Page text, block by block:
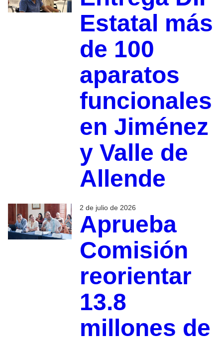
Estatal más
de 100
aparatos
funcionales
en Jiménez
y Valle de
Allende
2 de julio de 2026
Aprueba
Comisión
reorientar
13.8
millones de